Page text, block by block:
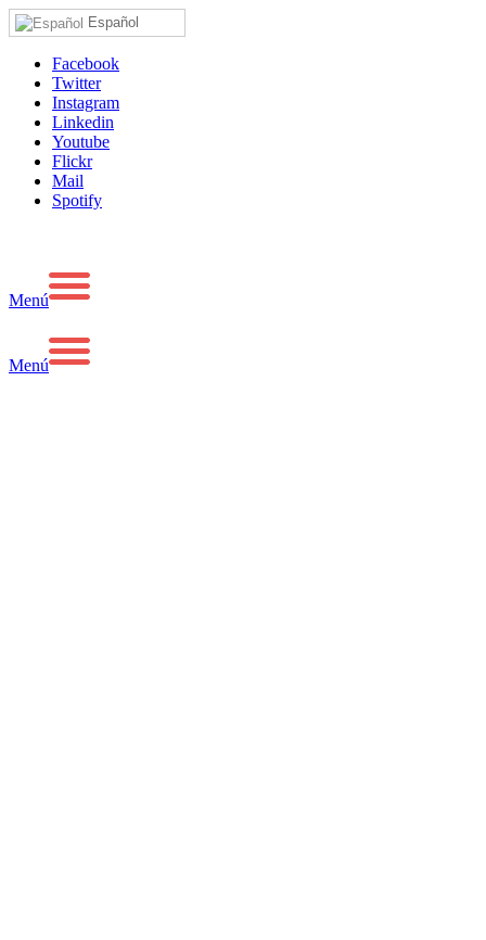
Español
Facebook
Twitter
Instagram
Linkedin
Youtube
Flickr
Mail
Spotify
Menú
Menú